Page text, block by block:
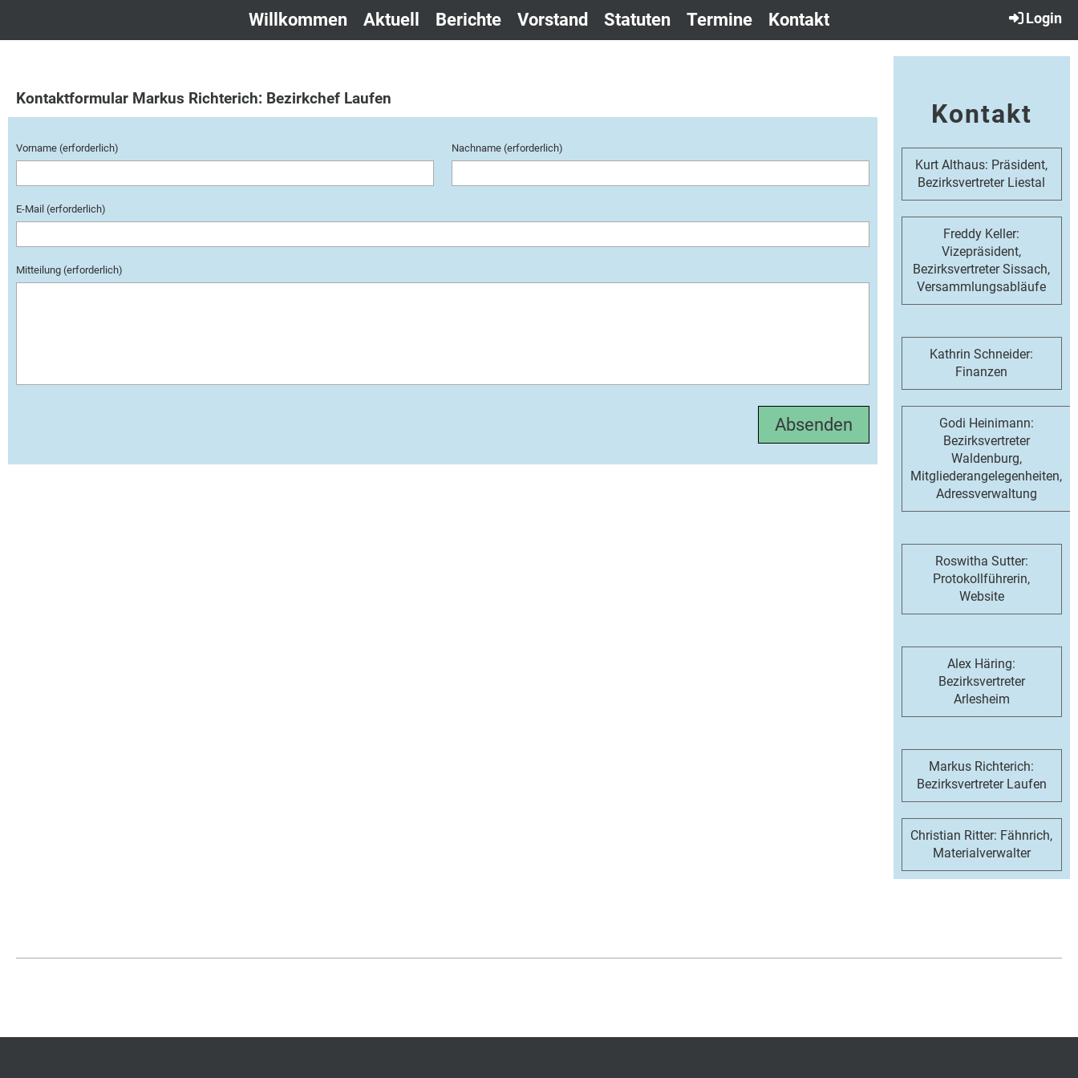
Willkommen Aktuell Berichte Vorstand Statuten Termine Kontakt Login
Kontaktformular Markus Richterich: Bezirkchef Laufen
Vorname (erforderlich) Nachname (erforderlich)
E-Mail (erforderlich)
Mitteilung (erforderlich)
Kontakt
Kurt Althaus: Präsident,
Bezirksvertreter Liestal
Freddy Keller:
Vizepräsident,
Bezirksvertreter Sissach,
Versammlungsabläufe
Kathrin Schneider:
Finanzen
Godi Heinimann:
Bezirksvertreter
Waldenburg,
Mitgliederangelegenheiten,
Adressverwaltung
Roswitha Sutter:
Protokollführerin,
Website
Alex Häring:
Bezirksvertreter
Arlesheim
Markus Richterich:
Bezirksvertreter Laufen
Christian Ritter: Fähnrich,
Materialverwalter